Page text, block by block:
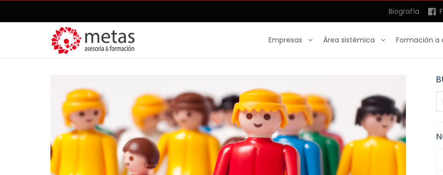
Biografía
Empresas Área sistémica Formación a